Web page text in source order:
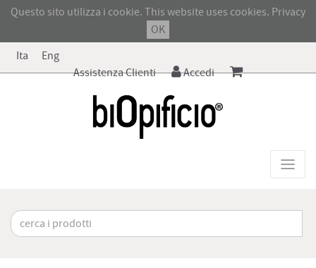
Questo sito utilizza i cookie. This website uses cookies. Privacy
OK
Ita
Eng
Assistenza Clienti
Accedi